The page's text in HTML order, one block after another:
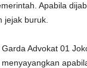
Apabila
jejak buruk.
Advokat 01